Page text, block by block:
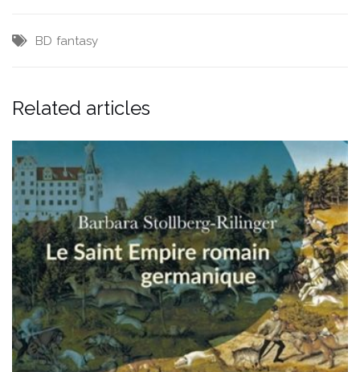
BD fantasy
Related articles